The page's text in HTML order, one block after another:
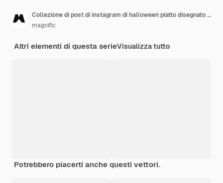
Collezione di post di instagram di halloween piatto disegnato a mano
magnific
Altri elementi di questa serieVisualizza tutto
Potrebbero piacerti anche questi vettori.